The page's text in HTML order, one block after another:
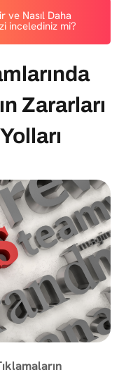
ve Nasıl Daha
incelediniz mi?
Zararları